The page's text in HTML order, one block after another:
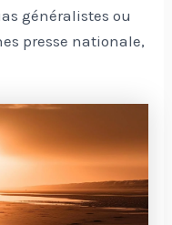
généralistes ou
presse nationale,